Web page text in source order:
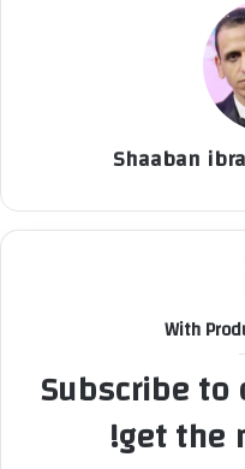
Shaaban
With
Subscribe
get the